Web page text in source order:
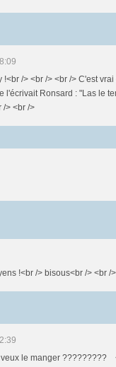
!<br /> <br /> <br /> C'est
l'écrivait Ronsard : "Las le
/> <br />
!<br /> bisous<br /> <br /
le manger ?????????